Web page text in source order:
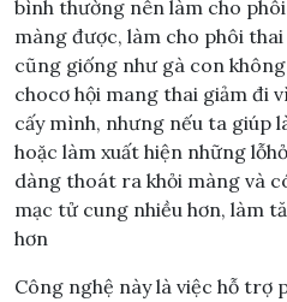
bình thường nên làm cho
màng được, làm cho phôi
cũng giống như gà con
chocơ hội mang thai giảm đi
cấy mình, nhưng nếu ta giúp
hoặc làm xuất hiện những
dàng thoát ra khỏi màng và
mạc tử cung nhiều hơn, làm
hơn
Công nghệ này là việc hỗ